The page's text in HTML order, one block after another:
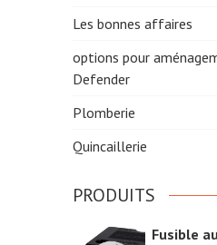
Les bonnes affaires
options pour
Defender
Plomberie
Quincaillerie
PRODUITS
Fusible